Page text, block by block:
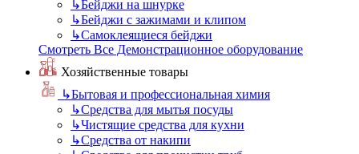
↳Бейджи на шнурке
↳Бейджи с зажимами и клипом
↳Самоклеящиеся бейджи
Смотреть Все Демонстрационное оборудование
Хозяйственные товары
↳Бытовая и профессиональная химия
↳Средства для мытья посуды
↳Чистящие средства для кухни
↳Средства от накипи